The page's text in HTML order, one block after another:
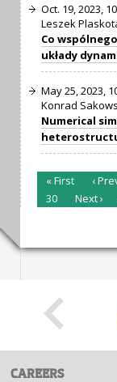
Oct. 19, 2023,
Leszek
Co
układy
May 25, 2023,
Konrad
Numerical
« First ‹
30
Next ›
CAREERS